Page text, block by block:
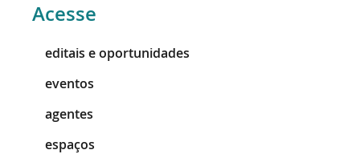
Acesse
editais e oportunidades
eventos
agentes
espaços